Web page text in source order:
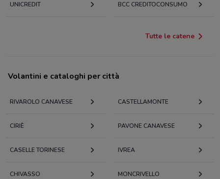
UNICREDIT BCC CREDITOCONSUMO
Tutte le catene
Volantini e cataloghi per città
RIVAROLO CANAVESE CASTELLAMONTE
CIRIÈ PAVONE CANAVESE
CASELLE TORINESE IVREA
CHIVASSO MONCRIVELLO